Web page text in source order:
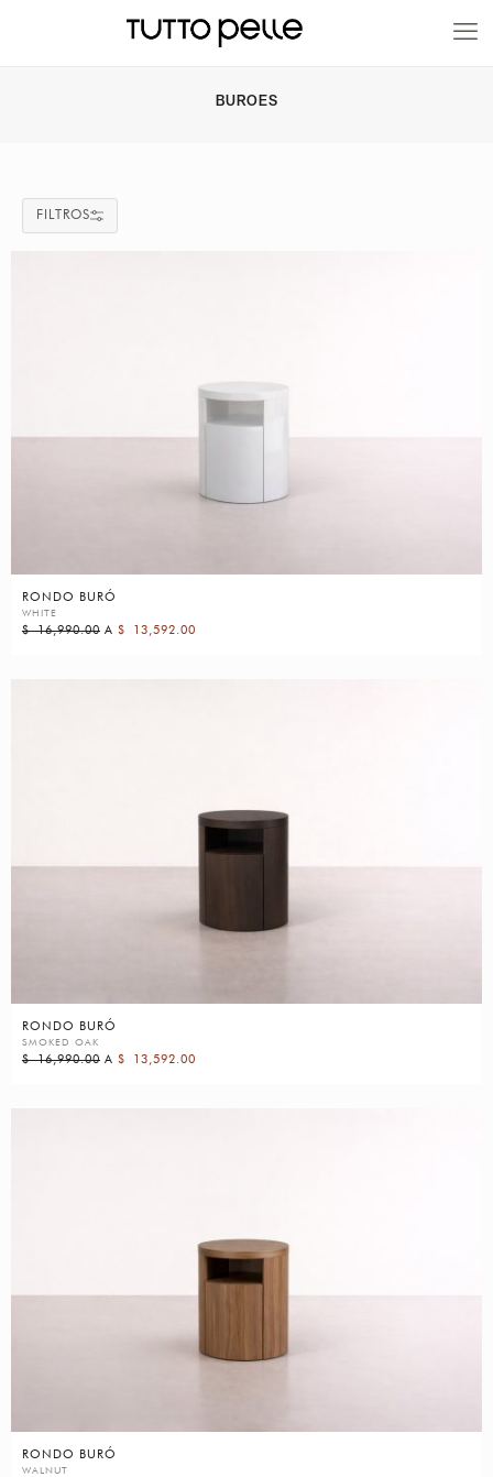
20% EN PRODUCTOS A FABRICACIÓN
BUROES
FILTROS
RONDO BURÓ
WHITE
$16,990.00 A $ 13,592.00
RONDO BURÓ
SMOKED OAK
$16,990.00 A $ 13,592.00
RONDO BURÓ
WALNUT